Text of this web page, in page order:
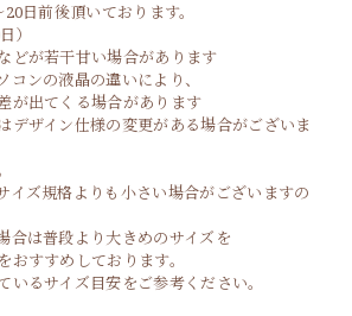
日前後頂いております。
）
どが若干甘い場合があります
コンの液晶の違いにより、
が出てくる場合があります
デザイン仕様の変更がある場合がございま
イズ規格よりも小さい場合がございますの
合は普段より大きめのサイズを
すすめしております。
るサイズ目安をご参考ください。